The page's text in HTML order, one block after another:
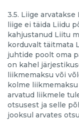
3.5. Liige
liige ei täida Liidu
kahjustanud Liitu
korduvalt täitmata
juhtide poolt oma
on kahel
liikmemaksu või
kolme
arvatud liikmele
otsusest ja selle
jooksul arvates